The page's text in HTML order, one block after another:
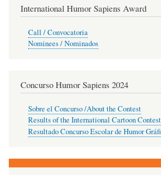
International Humor Sapiens Award
Call / Convocatoria
Nominees / Nominados
Concurso Humor Sapiens 2024
Sobre el Concurso /About the Contest
Results of the International Cartoon Contest
Resultado Concurso Escolar de Humor